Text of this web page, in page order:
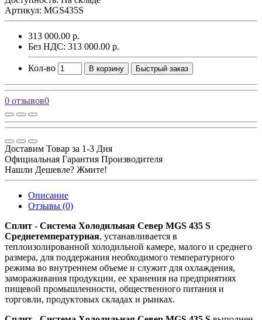
Артикул: MGS435S
313 000.00 р.
Без НДС: 313 000.00 р.
Кол-во В корзину Быстрый заказ
0 отзывов0
Доставим Товар за 1-3 Дня
Официальная Гарантия Производителя
Нашли Дешевле? Жмите!
Описание
Отзывы (0)
Сплит - Система Холодильная Север MGS 435 S
Среднетемпературная, устанавливается в
теплоизолированной холодильной камере, малого и среднего
размера, для поддержания необходимого температурного
режима во внутреннем объеме и служит для охлаждения,
замораживания продукции, ее хранения на предприятиях
пищевой промышленности, общественного питания и
торговли, продуктовых складах и рынках.